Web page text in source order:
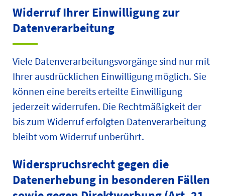
Widerruf Ihrer Einwilligung zur
Datenverarbeitung
Viele Datenverarbeitungsvorgänge sind nur mit
Ihrer ausdrücklichen Einwilligung möglich. Sie
können eine bereits erteilte Einwilligung
jederzeit widerrufen. Die Rechtmäßigkeit der
bis zum Widerruf erfolgten Datenverarbeitung
bleibt vom Widerruf unberührt.
Widerspruchsrecht gegen die
Datenerhebung in besonderen Fällen